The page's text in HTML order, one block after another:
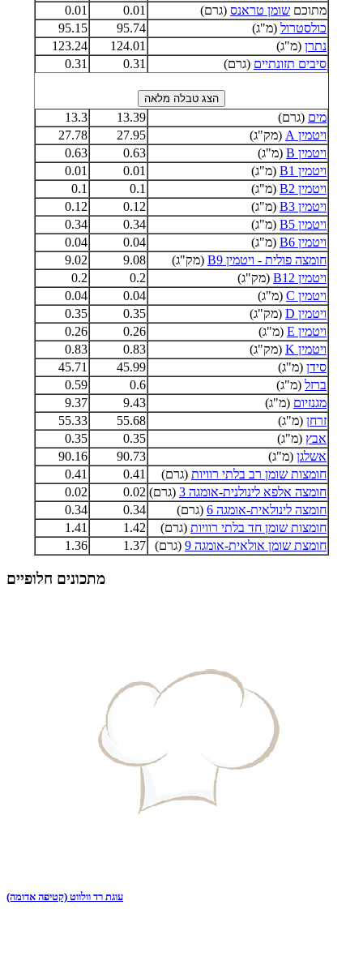
מתוכם שומן טראנס (גרם) 0.01
0.01
כולסטרול (מ"ג) 95.74
95.15
נתרן (מ"ג) 124.01
123.24
סיבים תזונתיים (גרם) 0.31
0.31
מים (גרם) 13.39
13.3
ויטמין A
(מק"ג) 27.95
27.78
ויטמין B
(מ"ג) 0.63
0.63
ויטמין B1
(מ"ג) 0.01
0.01
ויטמין B2
(מ"ג) 0.1
0.1
ויטמין B3
(מ"ג) 0.12
0.12
ויטמין B5
(מ"ג) 0.34
0.34
ויטמין B6
(מ"ג) 0.04
0.04
חומצה פולית - ויטמין B9
(מק"ג) 9.08
9.02
ויטמין B12
(מק"ג) 0.2
0.2
ויטמין C
(מ"ג) 0.04
0.04
ויטמין D
(מק"ג) 0.35
0.35
ויטמין E
(מ"ג) 0.26
0.26
ויטמין K
(מק"ג) 0.83
0.83
סידן (מ"ג) 45.99
45.71
ברזל (מ"ג) 0.6
0.59
מגנזיום (מ"ג) 9.43
9.37
זרחן (מ"ג) 55.68
55.33
אבץ (מ"ג) 0.35
0.35
אשלגן (מ"ג) 90.73
90.16
חומצות שומן רב בלתי רוויות (גרם) 0.41
0.41
חומצה אלפא לינולנית-אומגה 3
(גרם) 0.02
0.02
חומצה לינולאית-אומגה 6
(גרם) 0.34
0.34
חומצות שומן חד בלתי רוויות (גרם) 1.42
1.41
חומצת שומן אולאית-אומגה 9
(גרם) 1.37
1.36
מתכונים חלופיים
עוגת רד וולווט (קטיפה אדומה)